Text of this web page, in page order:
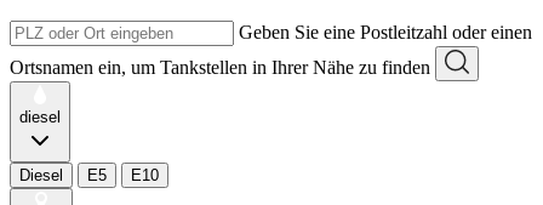
Geben Sie eine Postleitzahl oder einen
Ortsnamen ein, um Tankstellen in Ihrer Nähe zu finden
diesel
Diesel E5 E10